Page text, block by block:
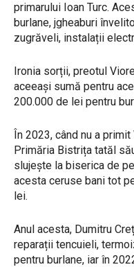
primarului Ioan Turc.
burlane, jgheaburi
zugrăveli, instalații
Ironia sorții, preotul
aceeași sumă pentru
200.000 de lei pentru
În 2023, când nu a
Primăria Bistrița tatăl
slujește la biserica de
acesta ceruse bani tot
lei.
Anul acesta, Dumitru
reparații tencuieli,
pentru burlane, iar în